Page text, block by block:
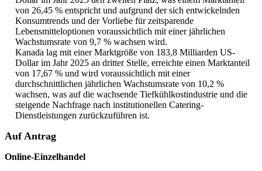
von 26,45 % entspricht und aufgrund der sich entwickelnden
Konsumtrends und der Vorliebe für zeitsparende
Lebensmitteloptionen voraussichtlich mit einer jährlichen
Wachstumsrate von 9,7 % wachsen wird.
Kanada lag mit einer Marktgröße von 183,8 Milliarden US-
Dollar im Jahr 2025 an dritter Stelle, erreichte einen Marktanteil
von 17,67 % und wird voraussichtlich mit einer
durchschnittlichen jährlichen Wachstumsrate von 10,2 %
wachsen, was auf die wachsende Tiefkühlkostindustrie und die
steigende Nachfrage nach institutionellen Catering-
Dienstleistungen zurückzuführen ist.
Auf Antrag
Online-Einzelhandel